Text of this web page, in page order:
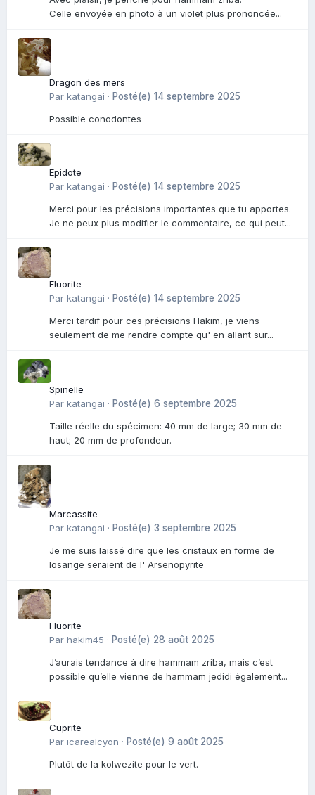
Celle envoyée en photo à un violet plus prononcée...
Dragon des mers
Par katangai · Posté(e) 14 septembre 2025
Possible conodontes
Epidote
Par katangai · Posté(e) 14 septembre 2025
Merci pour les précisions importantes que tu apportes.
Je ne peux plus modifier le commentaire, ce qui peut...
Fluorite
Par katangai · Posté(e) 14 septembre 2025
Merci tardif pour ces précisions Hakim, je viens
seulement de me rendre compte qu' en allant sur...
Spinelle
Par katangai · Posté(e) 6 septembre 2025
Taille réelle du spécimen: 40 mm de large; 30 mm de
haut; 20 mm de profondeur.
Marcassite
Par katangai · Posté(e) 3 septembre 2025
Je me suis laissé dire que les cristaux en forme de
losange seraient de l' Arsenopyrite
Fluorite
Par hakim45 · Posté(e) 28 août 2025
J’aurais tendance à dire hammam zriba, mais c’est
possible qu’elle vienne de hammam jedidi également...
Cuprite
Par icarealcyon · Posté(e) 9 août 2025
Plutôt de la kolwezite pour le vert.